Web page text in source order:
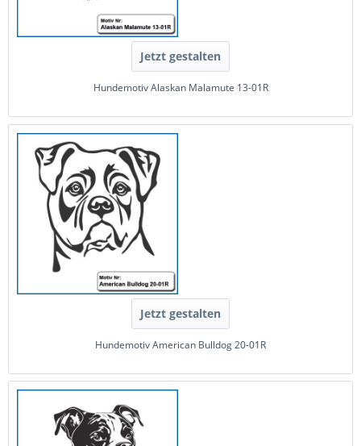
Jetzt gestalten
Hundemotiv Alaskan Malamute 13-01R
Jetzt gestalten
Hundemotiv American Bulldog 20-01R